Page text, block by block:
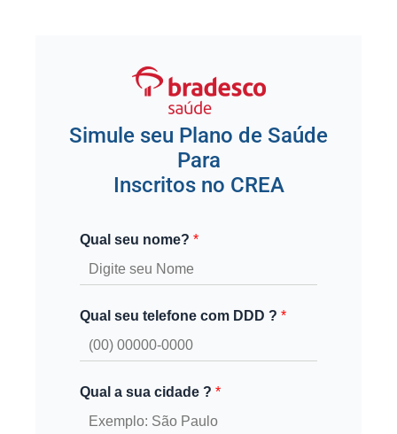
Simule seu Plano de Saúde
Para
Inscritos no CREA
Qual seu nome? *
Qual seu telefone com DDD ? *
Qual a sua cidade ? *